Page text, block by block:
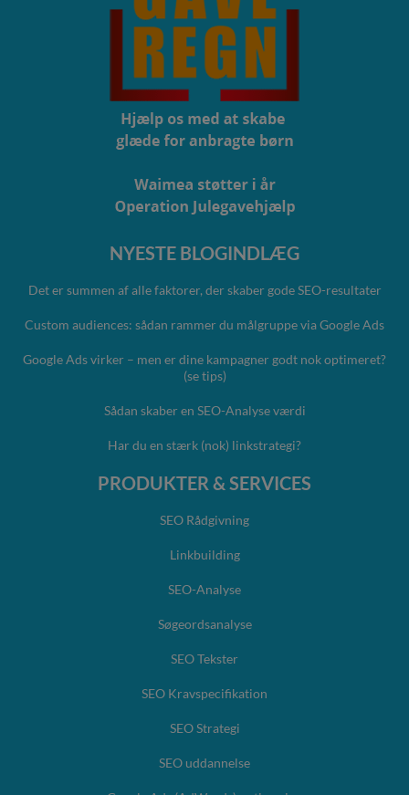
NYESTE BLOGINDLÆG
Det er summen af alle faktorer, der skaber gode SEO-resultater
Custom audiences: sådan rammer du målgruppe via Google Ads
Google Ads virker – men er dine kampagner godt nok optimeret?
(se tips)
Sådan skaber en SEO-Analyse værdi
Har du en stærk (nok) linkstrategi?
PRODUKTER & SERVICES
SEO Rådgivning
Linkbuilding
SEO-Analyse
Søgeordsanalyse
SEO Tekster
SEO Kravspecifikation
SEO Strategi
SEO uddannelse